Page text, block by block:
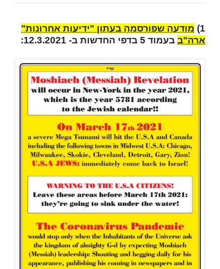
1)
מודעה שפורסמה בעתון "ידיעות אחרונות"
ארה"ב בעמוד 5 בדפי החדשות ב- 12.3.2021: